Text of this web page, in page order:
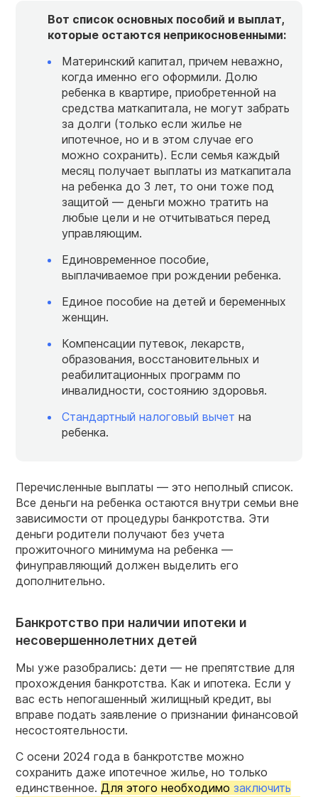
Вот список основных пособий и выплат,
которые остаются неприкосновенными:
Материнский капитал, причем неважно,
когда именно его оформили. Долю
ребенка в квартире, приобретенной на
средства маткапитала, не могут забрать
за долги (только если жилье не
ипотечное, но и в этом случае его
можно сохранить). Если семья каждый
месяц получает выплаты из маткапитала
на ребенка до 3 лет, то они тоже под
защитой — деньги можно тратить на
любые цели и не отчитываться перед
управляющим.
Единовременное пособие,
выплачиваемое при рождении ребенка.
Единое пособие на детей и беременных
женщин.
Компенсации путевок, лекарств,
образования, восстановительных и
реабилитационных программ по
инвалидности, состоянию здоровья.
Стандартный налоговый вычет на
ребенка.
Перечисленные выплаты — это неполный список.
Все деньги на ребенка остаются внутри семьи вне
зависимости от процедуры банкротства. Эти
деньги родители получают без учета
прожиточного минимума на ребенка —
финуправляющий должен выделить его
дополнительно.
Банкротство при наличии ипотеки и
несовершеннолетних детей
Мы уже разобрались: дети — не препятствие для
прохождения банкротства. Как и ипотека. Если у
вас есть непогашенный жилищный кредит, вы
вправе подать заявление о признании финансовой
несостоятельности.
С осени 2024 года в банкротстве можно
сохранить даже ипотечное жилье, но только
единственное. Для этого необходимо заключить